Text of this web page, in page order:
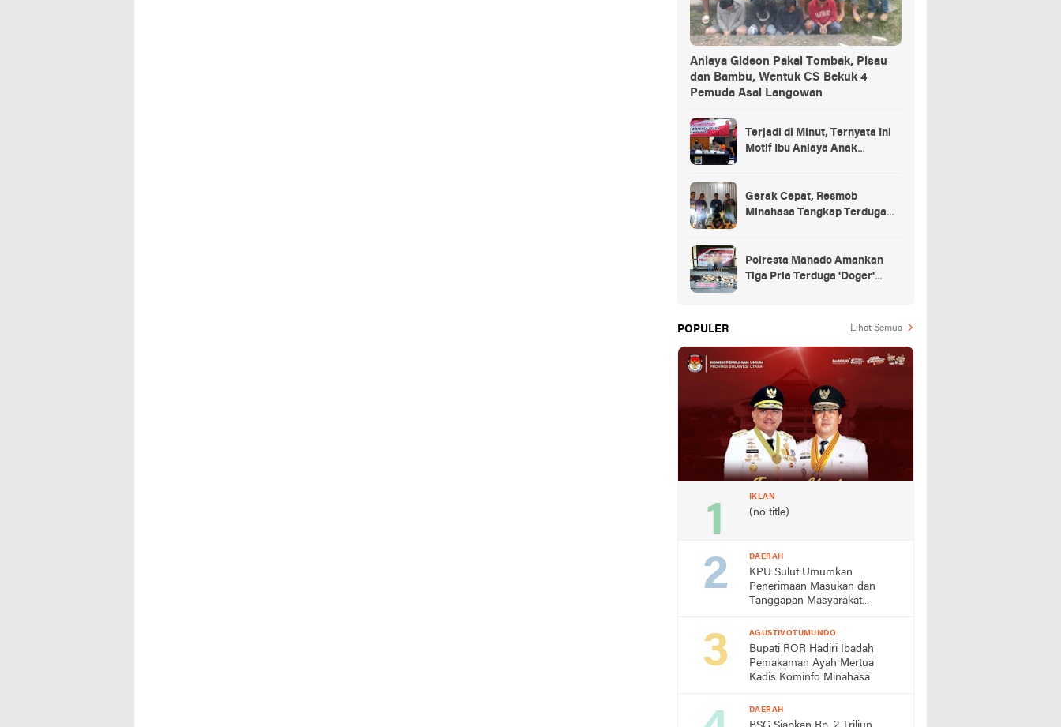
Aniaya Gideon Pakai Tombak, Pisau
dan Bambu, Wentuk CS Bekuk 4
Pemuda Asal Langowan
Terjadi di Minut, Ternyata Ini
Motif Ibu Aniaya Anak
Gerak Cepat, Resmob
Minahasa Tangkap Terduga
Polresta Manado Amankan
Tiga Pria Terduga 'Doger'
POPULER Lihat Semua
IKLAN
(no title)
DAERAH
KPU Sulut Umumkan
Penerimaan Masukan dan
Tanggapan Masyarakat
dan Wakil Gubernur Dalam
Pilkada 2024
AGUSTIVOTUMUNDO
Bupati ROR Hadiri Ibadah
Pemakaman Ayah Mertua
Kadis Kominfo Minahasa
DAERAH